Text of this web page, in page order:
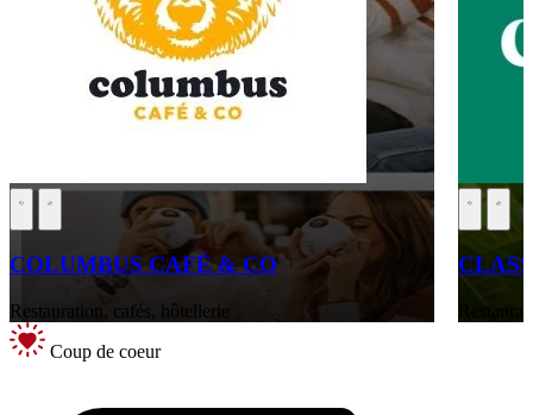
COLUMBUS CAFÉ & CO
Restauration, cafés, hôtellerie
Coup de coeur